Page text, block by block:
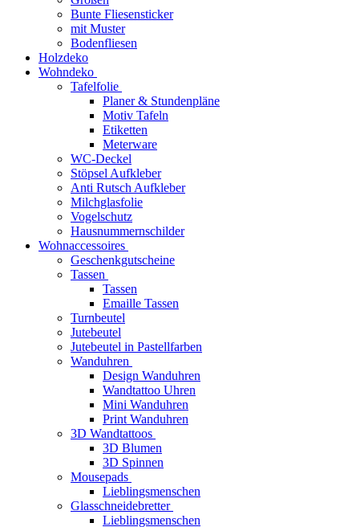
Bunte Fliesensticker
mit Muster
Bodenfliesen
Holzdeko
Wohndeko
Tafelfolie
Planer & Stundenpläne
Motiv Tafeln
Etiketten
Meterware
WC-Deckel
Stöpsel Aufkleber
Anti Rutsch Aufkleber
Milchglasfolie
Vogelschutz
Hausnummernschilder
Wohnaccessoires
Geschenkgutscheine
Tassen
Tassen
Emaille Tassen
Turnbeutel
Jutebeutel
Jutebeutel in Pastellfarben
Wanduhren
Design Wanduhren
Wandtattoo Uhren
Mini Wanduhren
Print Wanduhren
3D Wandtattoos
3D Blumen
3D Spinnen
Mousepads
Lieblingsmenschen
Glasschneidebretter
Lieblingsmenschen